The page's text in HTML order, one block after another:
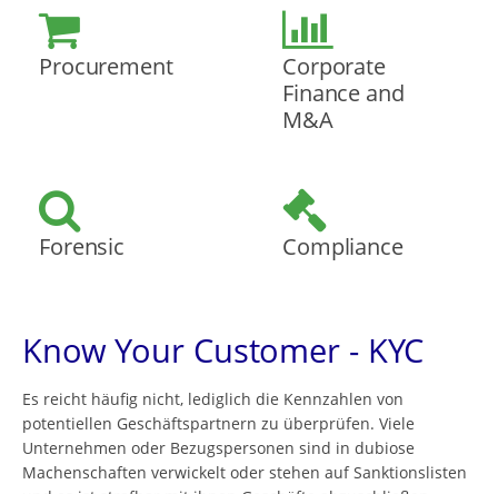
Procurement
Corporate
Finance and
M&A
Forensic Compliance
Know Your Customer - KYC
Es reicht häufig nicht, lediglich die Kennzahlen von
potentiellen Geschäftspartnern zu überprüfen. Viele
Unternehmen oder Bezugspersonen sind in dubiose
Machenschaften verwickelt oder stehen auf Sanktionslisten